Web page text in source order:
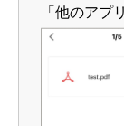
「他のアプ